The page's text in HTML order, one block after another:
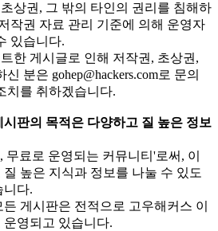
상권, 그 밖의 타인의 권리를 침해하
작권 자료 관리 기준에 의해 운영자
있습니다.
한 게시글로 인해 저작권, 초상권,
신 분은 gohep@hackers.com로 문의
치를 취하겠습니다.
판의 목적은 다양하고 질 높은 정보
료로 운영되는 커뮤니티'로써, 이
높은 지식과 정보를 나눌 수 있도
니다.
게시판은 전적으로 고우해커스 이
영되고 있습니다.